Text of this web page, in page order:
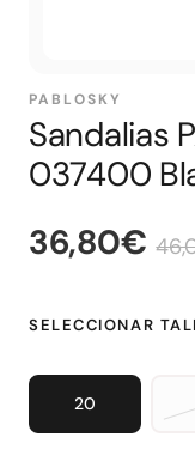
PABLOSKY
Sandalias
037400
36,80€
SELECCIONAR
20